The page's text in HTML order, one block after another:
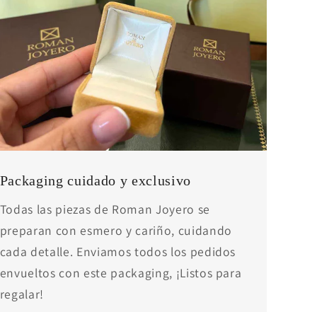
Packaging cuidado y exclusivo
Todas las piezas de Roman Joyero se
preparan con esmero y cariño, cuidando
cada detalle. Enviamos todos los pedidos
envueltos con este packaging, ¡Listos para
regalar!